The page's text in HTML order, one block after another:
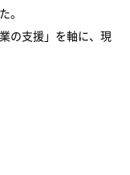
。
の支援」を軸に、現